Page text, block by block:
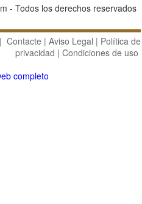
- Todos los derechos reservados
| Contacte | Aviso Legal | Política de
privacidad | Condiciones de uso
completo